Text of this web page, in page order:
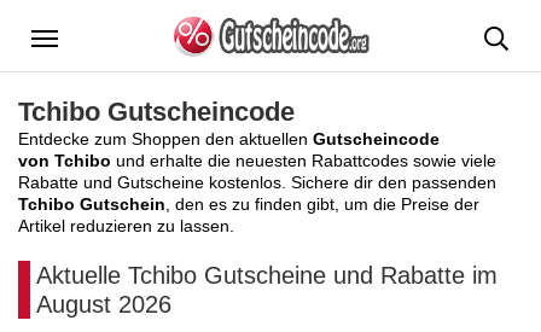
Menü
Tchibo Gutscheincode
Entdecke zum Shoppen den aktuellen Gutscheincode
von Tchibo und erhalte die neuesten Rabattcodes sowie viele
Rabatte und Gutscheine kostenlos. Sichere dir den passenden
Tchibo Gutschein , den es zu finden gibt, um die Preise der
Artikel reduzieren zu lassen.
Aktuelle Tchibo Gutscheine und Rabatte im
August 2026